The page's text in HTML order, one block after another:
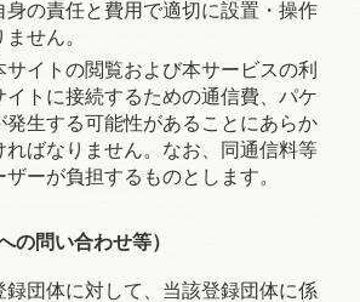
身の責任と費用で適切に設置・操作
せん。
イトの閲覧および本サービスの利
イトに接続するための通信費、パケ
発生する可能性があることにあらか
ればなりません。なお、同通信料等
ーが負担するものとします。
の問い合わせ等）
録団体に対して、当該登録団体に係